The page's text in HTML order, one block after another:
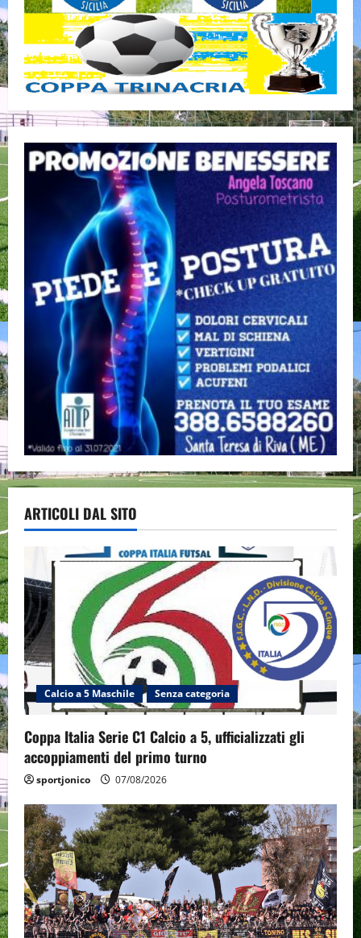
ARTICOLI DAL SITO
Calcio a 5 Maschile Senza categoria
Coppa Italia Serie C1 Calcio a 5, ufficializzati gli
accoppiamenti del primo turno
sportjonico 07/08/2026